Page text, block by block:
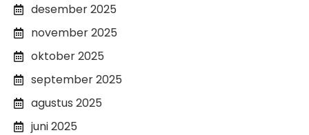
desember 2025
november 2025
oktober 2025
september 2025
agustus 2025
juni 2025